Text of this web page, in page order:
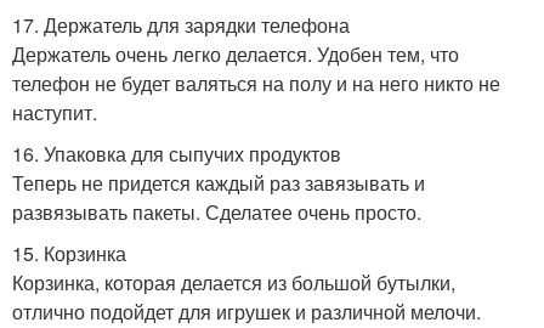
17. Держатель для зарядки телефона
Держатель очень легко делается. Удобен тем, что
телефон не будет валяться на полу и на него никто не
наступит.
16. Упаковка для сыпучих продуктов
Теперь не придется каждый раз завязывать и
развязывать пакеты. Сделатее очень просто.
15. Корзинка
Корзинка, которая делается из большой бутылки,
отлично подойдет для игрушек и различной мелочи.